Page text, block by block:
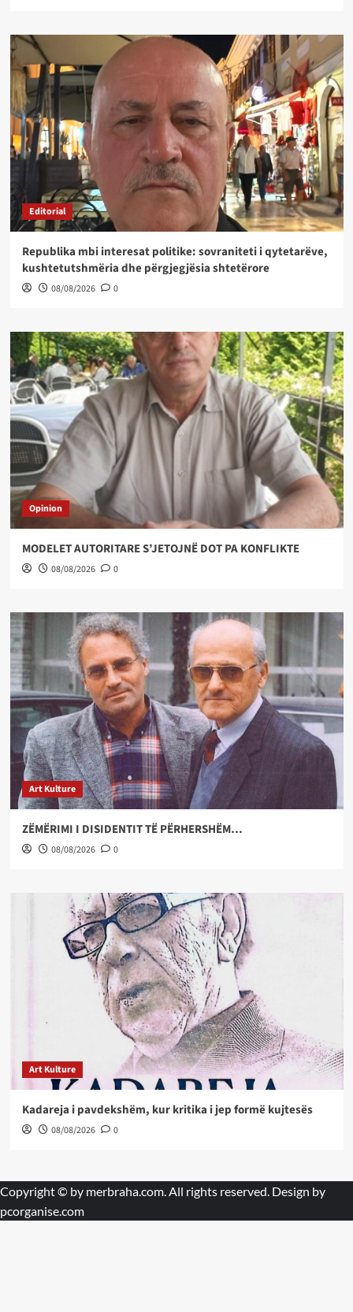
Editorial
Republika mbi interesat politike: sovraniteti i qytetarëve,
kushtetutshmëria dhe përgjegjësia shtetërore
08/08/2026 0
Opinion
MODELET AUTORITARE S’JETOJNË DOT PA KONFLIKTE
08/08/2026 0
Art Kulture
ZËMËRIMI I DISIDENTIT TË PËRHERSHËM…
08/08/2026 0
Art Kulture
Kadareja i pavdekshëm, kur kritika i jep formë kujtesës
08/08/2026 0
Copyright © by merbraha.com. All rights reserved. Design by
pcorganise.com